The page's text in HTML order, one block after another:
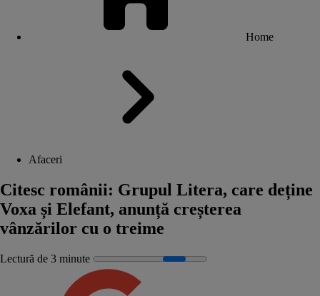
Home
Afaceri
Citesc românii: Grupul Litera, care deține
Voxa și Elefant, anunță creșterea
vânzărilor cu o treime
Lectură de 3 minute